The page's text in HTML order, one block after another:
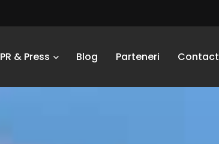
PR & Press Blog Parteneri Contact